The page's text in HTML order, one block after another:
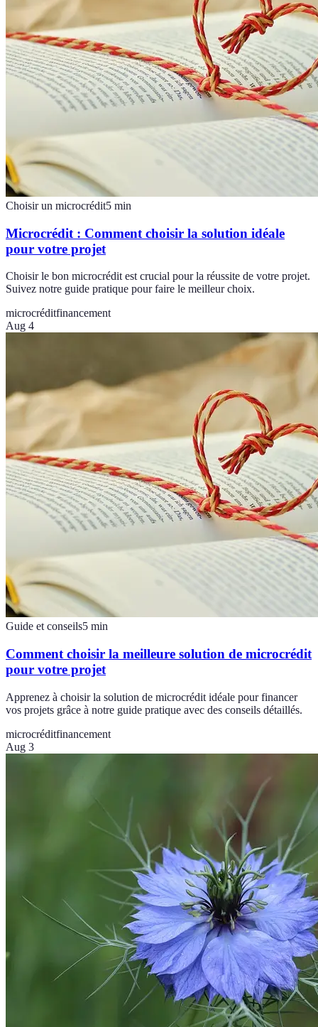
Choisir un microcrédit5 min
Microcrédit : Comment choisir la solution idéale
pour votre projet
Choisir le bon microcrédit est crucial pour la réussite de votre projet.
Suivez notre guide pratique pour faire le meilleur choix.
microcréditfinancement
Aug 4
Guide et conseils5 min
Comment choisir la meilleure solution de microcrédit
pour votre projet
Apprenez à choisir la solution de microcrédit idéale pour financer
vos projets grâce à notre guide pratique avec des conseils détaillés.
microcréditfinancement
Aug 3